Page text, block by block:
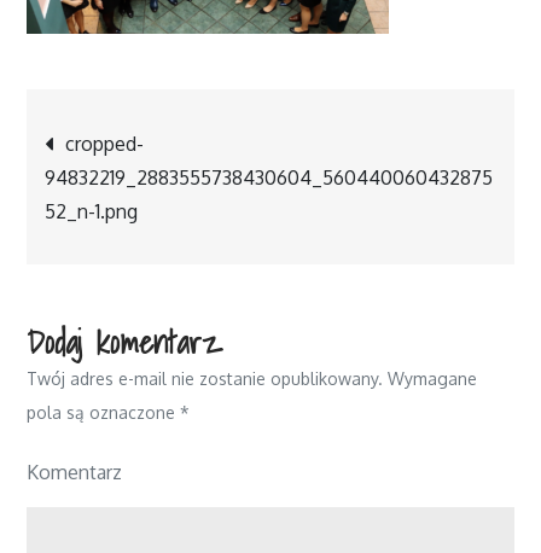
Nawigacja
wpisu
cropped-
94832219_2883555738430604_560440060432875
52_n-1.png
Dodaj komentarz
Twój adres e-mail nie zostanie opublikowany. Wymagane
pola są oznaczone*
Komentarz